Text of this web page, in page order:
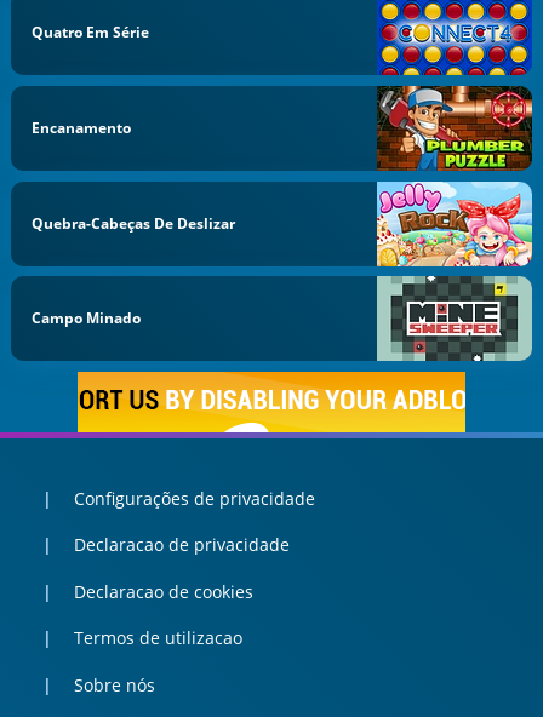
Quatro Em Série
Encanamento
Quebra-Cabeças De Deslizar
Campo Minado
Configurações de privacidade
Declaracao de privacidade
Declaracao de cookies
Termos de utilizacao
Sobre nós